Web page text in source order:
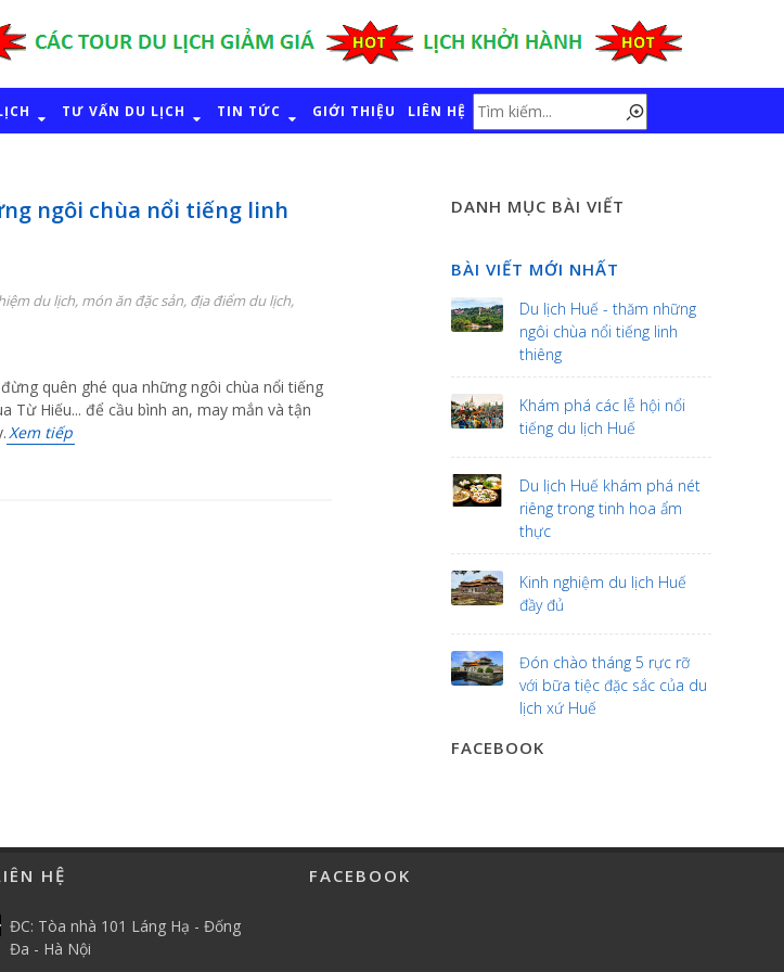
TƯ VẤN DU LỊCH TIN TỨC GIỚI THIỆU LIÊN HỆ
ngôi chùa nổi tiếng linh
du lịch, món ăn đặc sản, địa điểm du lịch,
quên ghé qua những ngôi chùa nổi tiếng
Từ Hiếu... để cầu bình an, may mắn và tận
Xem tiếp
DANH MỤC BÀI VIẾT
BÀI VIẾT MỚI NHẤT
Du lịch Huế - thăm những
ngôi chùa nổi tiếng linh
thiêng
Khám phá các lễ hội nổi
tiếng du lịch Huế
Du lịch Huế khám phá nét
riêng trong tinh hoa ẩm
thực
Kinh nghiệm du lịch Huế
đầy đủ
Đón chào tháng 5 rực rỡ
với bữa tiệc đặc sắc của du
lịch xứ Huế
FACEBOOK
HỆ
ĐC: Tòa nhà 101 Láng Hạ - Đống
Đa - Hà Nội
FACEBOOK